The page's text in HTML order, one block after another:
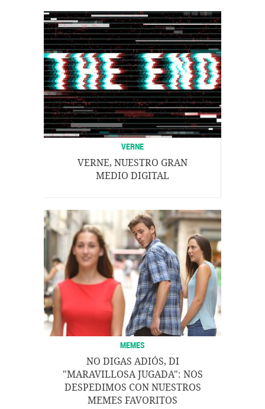
VERNE
VERNE, NUESTRO GRAN
MEDIO DIGITAL
MEMES
NO DIGAS ADIÓS, DI
"MARAVILLOSA JUGADA": NOS
DESPEDIMOS CON NUESTROS
MEMES FAVORITOS